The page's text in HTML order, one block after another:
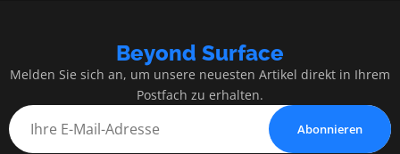
Beyond Surface
Melden Sie sich an, um unsere neuesten Artikel direkt in Ihrem
Postfach zu erhalten.
Abonnieren